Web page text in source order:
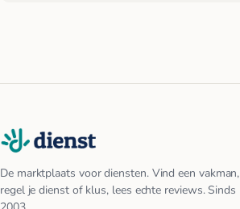
De marktplaats voor diensten. Vind een vakman,
regel je dienst of klus, lees echte reviews. Sinds